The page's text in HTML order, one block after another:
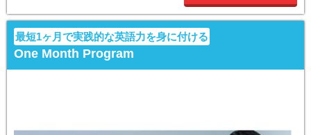
最短1ヶ月で実践的な英語力を身に付ける
One Month Program